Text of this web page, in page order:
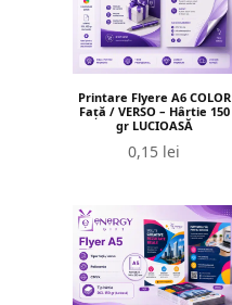
Printare Flyere A6 COLOR
Față / VERSO – Hârtie 150
gr LUCIOASĂ
0,15 lei